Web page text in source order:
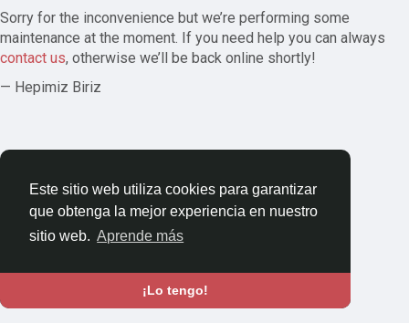
Este sitio web utiliza cookies para garantizar
que obtenga la mejor experiencia en nuestro
sitio web. Aprende más
¡Lo tengo!
Sorry for the inconvenience but we’re performing some
maintenance at the moment. If you need help you can always
contact us, otherwise we’ll be back online shortly!
— Hepimiz Biriz